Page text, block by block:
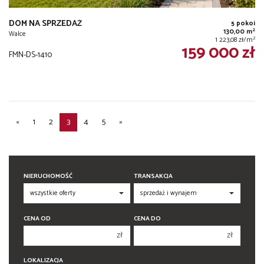
DOM NA SPRZEDAŻ
Walce
5 pokoi
130,00 m2
1 223,08 zł/m2
FMN-DS-1410 159 000 zł
« 1 2 3 4 5 »
NIERUCHOMOŚĆ TRANSAKCJA
CENA OD
zł
CENA DO
zł
LOKALIZACJA